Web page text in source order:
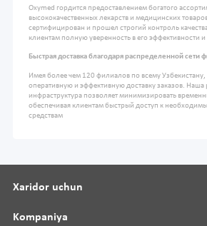
Oxymed гордится предоставлением богатого
высококачественных лекарств и медицинских
сертифицирован и прошел строгий контроль
клиентам полную уверенность в его эффективности
Быстрая доставка благодаря распределенной сети
Имея более чем 120 филиалов по всему Узбекистану,
оперативную и эффективную доставку заказов. Наша
инфраструктура позволяет минимизировать
обеспечивая клиентам быстрый доступ к
средствам
Xaridor uchun
Kompaniya